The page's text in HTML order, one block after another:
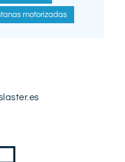
motorizadas